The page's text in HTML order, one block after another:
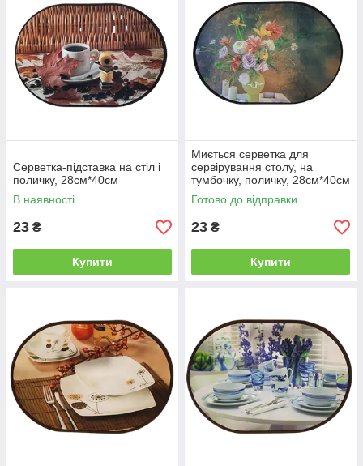
Серветка-підставка на стіл і
поличку, 28см*40см
В наявності
23 ₴
Купити
Миється серветка для
сервірування столу, на
тумбочку, поличку, 28см*40см
Готово до відправки
23 ₴
Купити